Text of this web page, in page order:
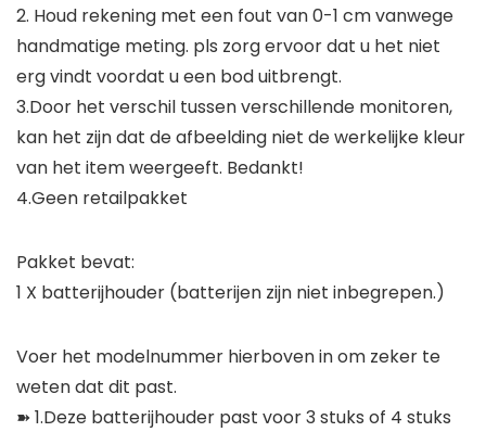
2. Houd rekening met een fout van 0-1 cm vanwege
handmatige meting. pls zorg ervoor dat u het niet
erg vindt voordat u een bod uitbrengt.
3.Door het verschil tussen verschillende monitoren,
kan het zijn dat de afbeelding niet de werkelijke kleur
van het item weergeeft. Bedankt!
4.Geen retailpakket
Pakket bevat:
1 X batterijhouder (batterijen zijn niet inbegrepen.)
Voer het modelnummer hierboven in om zeker te
weten dat dit past.
➽ 1.Deze batterijhouder past voor 3 stuks of 4 stuks